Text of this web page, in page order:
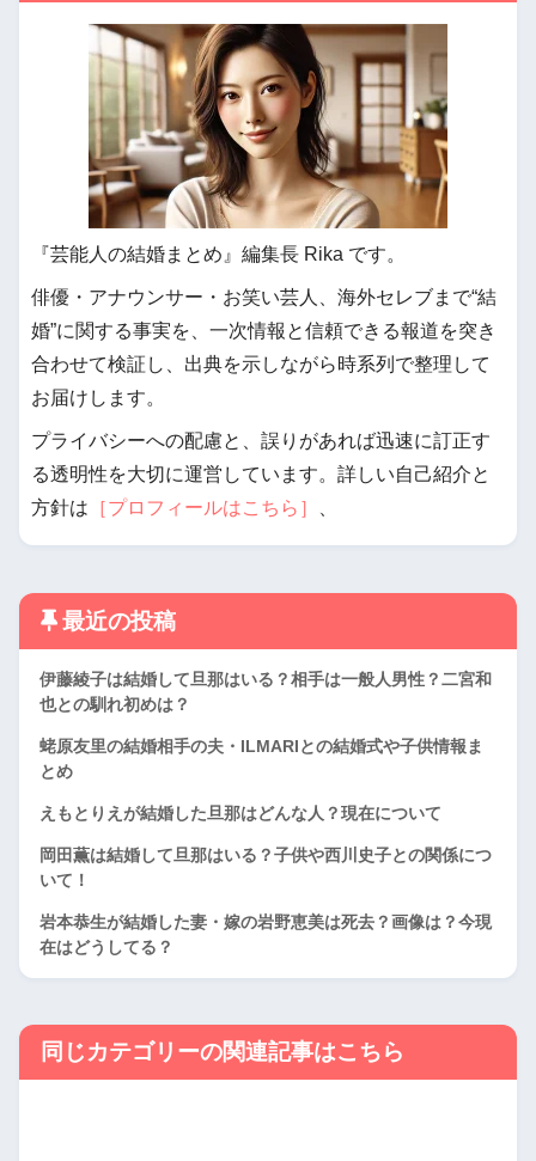
『芸能人の結婚まとめ』編集長 Rika です。
俳優・アナウンサー・お笑い芸人、海外セレブまで“結
婚”に関する事実を、一次情報と信頼できる報道を突き
合わせて検証し、出典を示しながら時系列で整理して
お届けします。
プライバシーへの配慮と、誤りがあれば迅速に訂正す
る透明性を大切に運営しています。詳しい自己紹介と
方針は ［プロフィールはこちら］
最近の投稿
伊藤綾子は結婚して旦那はいる？相手は一般人男性？二宮和
也との馴れ初めは？
蛯原友里の結婚相手の夫・ILMARIとの結婚式や子供情報ま
とめ
えもとりえが結婚した旦那はどんな人？現在について
岡田薫は結婚して旦那はいる？子供や西川史子との関係につ
いて！
岩本恭生が結婚した妻・嫁の岩野恵美は死去？画像は？今現
在はどうしてる？
同じカテゴリーの関連記事はこちら